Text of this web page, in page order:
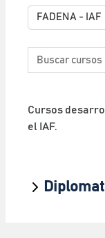
Categorías
Buscar cursos
Cursos
el IAF.